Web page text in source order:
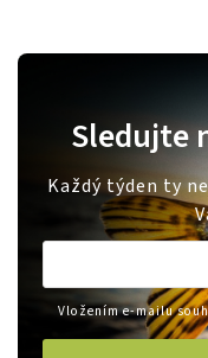
Sledujte
Každý týden ty
Vložením e-mailu